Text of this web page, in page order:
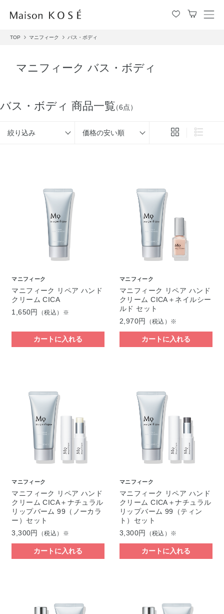
メ
TOP マニフィーク バス・ボディ
マニフィーク バス・ボディ
バス・ボディ 商品一覧（6点）
絞り込み 価格の安い順
マニフィーク
マニフィーク リペア ハンド
クリーム CICA
1,650円
（税込）※
カートに入れる
マニフィーク
マニフィーク リペア ハンド
クリーム CICA＋ネイルシー
ルド セット
2,970円
（税込）※
カートに入れる
マニフィーク
マニフィーク リペア ハンド
クリーム CICA＋ナチュラル
リップバーム 99（ノーカラ
ー）セット
3,300円
（税込）※
カートに入れる
マニフィーク
マニフィーク リペア ハンド
クリーム CICA＋ナチュラル
リップバーム 99（ティン
ト）セット
3,300円
（税込）※
カートに入れる